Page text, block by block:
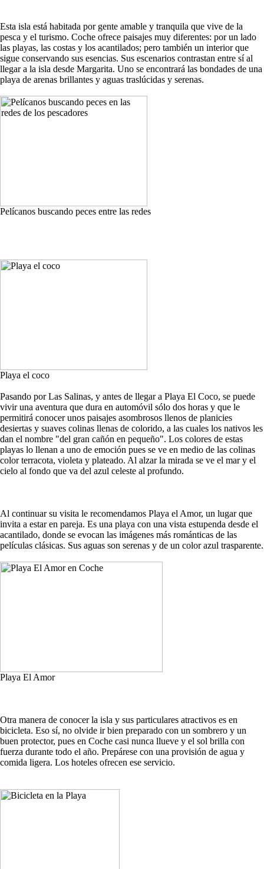
Esta isla está habitada por gente amable y tranquila que vive de la
pesca y el turismo. Coche ofrece paisajes muy diferentes: por un lado
las playas, las costas y los acantilados; pero también un interior que
sigue conservando sus esencias. Sus escenarios contrastan entre sí al
llegar a la isla desde Margarita. Uno se encontrará las bondades de una
playa de arenas brillantes y aguas traslúcidas y serenas.
Pelícanos buscando peces entre las redes
Playa el coco
Pasando por Las Salinas, y antes de llegar a Playa El Coco, se puede
vivir una aventura que dura en automóvil sólo dos horas y que le
permitirá conocer unos paisajes asombrosos llenos de planicies
desiertas y suaves colinas llenas de colorido, a las cuales los nativos les
dan el nombre "del gran cañón en pequeño". Los colores de estas
playas lo llenan a uno de emoción pues se ve en medio de las colinas
color terracota, violeta y plateado. Al alzar la mirada se ve el mar y el
cielo al fondo que va del azul celeste al profundo.
Al continuar su visita le recomendamos Playa el Amor, un lugar que
invita a estar en pareja. Es una playa con una vista estupenda desde el
acantilado, donde se evocan las imágenes más románticas de las
películas clásicas. Sus aguas son serenas y de un color azul trasparente.
Playa El Amor
Otra manera de conocer la isla y sus particulares atractivos es en
bicicleta. Eso sí, no olvide ir bien preparado con un sombrero y un
buen protector, pues en Coche casi nunca llueve y el sol brilla con
fuerza durante todo el año. Prepárese con una provisión de agua y
comida ligera. Los hoteles ofrecen ese servicio.